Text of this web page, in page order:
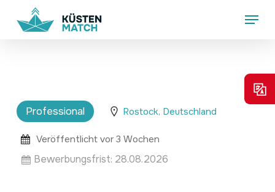
Menu
Professional Rostock, Deutschland
Veröffentlicht vor 3 Wochen
Bewerbungsfrist: 28.08.2026